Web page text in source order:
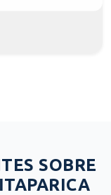
SOBRE